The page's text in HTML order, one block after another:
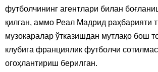
футболчининг агентлари билан
қилган, аммо Реал Мадрид раҳбарияти
музокаралар ўтказишдан мутлақо бош
клубига франциялик футболчи
огоҳлантириш берилган.